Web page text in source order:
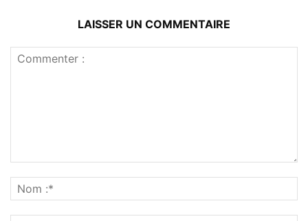
LAISSER UN COMMENTAIRE